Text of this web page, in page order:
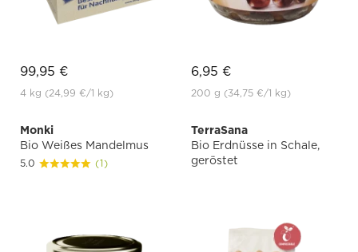
99,95 €
4 kg (24,99 €/1 kg)
6,95 €
200 g (34,75 €/1 kg)
Monki
Bio Weißes Mandelmus
5.0 (1)
TerraSana
Bio Erdnüsse in Schale,
geröstet